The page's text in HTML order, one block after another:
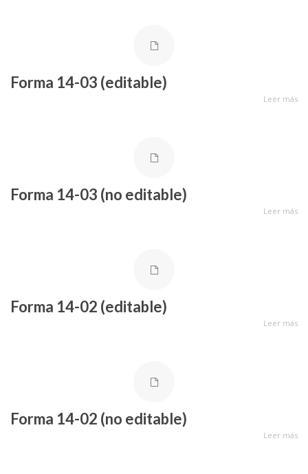
Forma 14-03 (editable)
Leer más
Forma 14-03 (no editable)
Leer más
Forma 14-02 (editable)
Leer más
Forma 14-02 (no editable)
Leer más